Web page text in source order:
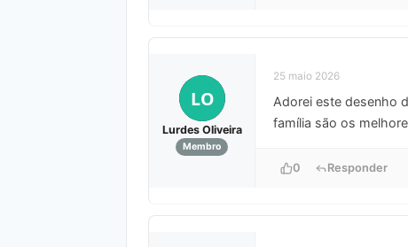
LO
Lurdes Oliveira
Membro
25 maio 2026
Adorei este desenho
família são os
0 Responder